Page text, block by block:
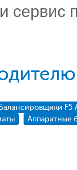
сервис
Балансировщики F5
Аппаратные